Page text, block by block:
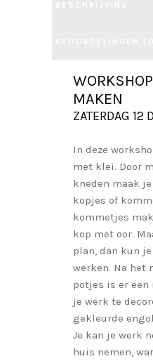
MAKEN
ZATERDAG 12
In deze
met klei. Door
kneden maak
kopjes of
kommetjes
kop met oor.
plan, dan kun
werken. Na het
potjes is er
je werk te
gekleurde
Je kan je werk
huis nemen,